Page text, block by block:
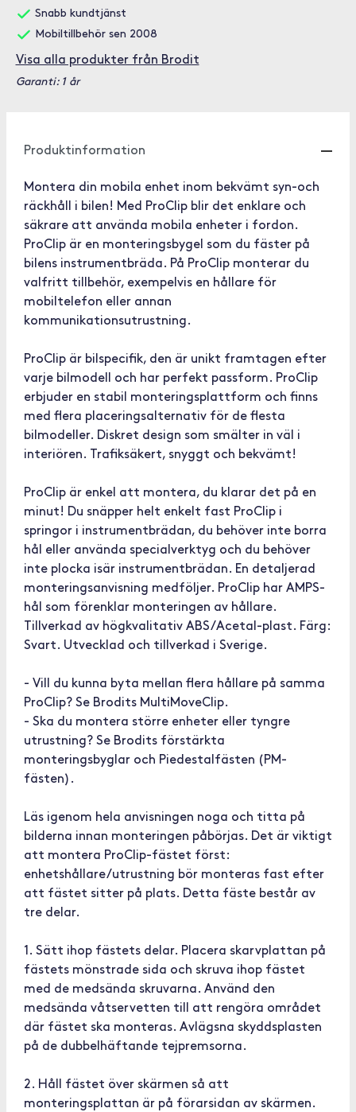
Snabb kundtjänst
Mobiltillbehör sen 2008
Visa alla produkter från Brodit
Garanti: 1 år
Produktinformation
Montera din mobila enhet inom bekvämt syn-och
räckhåll i bilen! Med ProClip blir det enklare och
säkrare att använda mobila enheter i fordon.
ProClip är en monteringsbygel som du fäster på
bilens instrumentbräda. På ProClip monterar du
valfritt tillbehör, exempelvis en hållare för
mobiltelefon eller annan
kommunikationsutrustning.
ProClip är bilspecifik, den är unikt framtagen efter
varje bilmodell och har perfekt passform. ProClip
erbjuder en stabil monteringsplattform och finns
med flera placeringsalternativ för de flesta
bilmodeller. Diskret design som smälter in väl i
interiören. Trafiksäkert, snyggt och bekvämt!
ProClip är enkel att montera, du klarar det på en
minut! Du snäpper helt enkelt fast ProClip i
springor i instrumentbrädan, du behöver inte borra
hål eller använda specialverktyg och du behöver
inte plocka isär instrumentbrädan. En detaljerad
monteringsanvisning medföljer. ProClip har AMPS-
hål som förenklar monteringen av hållare.
Tillverkad av högkvalitativ ABS/Acetal-plast. Färg:
Svart. Utvecklad och tillverkad i Sverige.
- Vill du kunna byta mellan flera hållare på samma
ProClip? Se Brodits MultiMoveClip.
- Ska du montera större enheter eller tyngre
utrustning? Se Brodits förstärkta
monteringsbyglar och Piedestalfästen (PM-
fästen).
Läs igenom hela anvisningen noga och titta på
bilderna innan monteringen påbörjas. Det är viktigt
att montera ProClip-fästet först:
enhetshållare/utrustning bör monteras fast efter
att fästet sitter på plats. Detta fäste består av
tre delar.
1. Sätt ihop fästets delar. Placera skarvplattan på
fästets mönstrade sida och skruva ihop fästet
med de medsända skruvarna. Använd den
medsända våtservetten till att rengöra området
där fästet ska monteras. Avlägsna skyddsplasten
på de dubbelhäftande tejpremsorna.
2. Håll fästet över skärmen så att
monteringsplattan är på förarsidan av skärmen.